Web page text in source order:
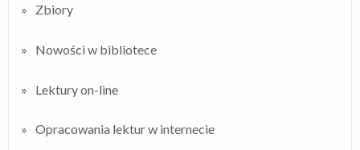
Zbiory
Nowości w bibliotece
Lektury on-line
Opracowania lektur w internecie